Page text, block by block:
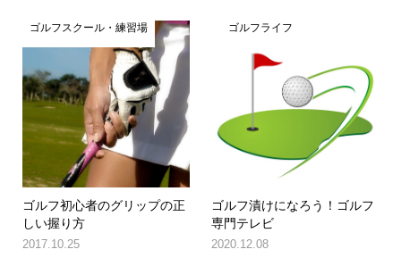
ゴルフスクール・練習場
ゴルフ初心者のグリップの正
しい握り方
2017.10.25
ゴルフライフ
ゴルフ漬けになろう！ゴルフ
専門テレビ
2020.12.08